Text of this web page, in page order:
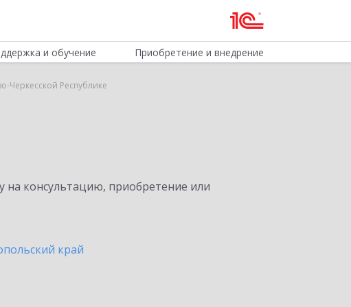
и обучение Приобретение и внедрение
Черкесской Республике
консультацию, приобретение или
край